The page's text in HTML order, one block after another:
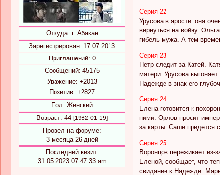
Откуда: г. Абакан
Зарегистрирован: 17.07.2013
Приглашений: 0
Сообщений: 45175
Уважение: +2013
Позитив: +2827
Пол: Женский
Возраст: 44 [1982-01-19]
Провел на форуме:
3 месяца 26 дней
Последний визит:
31.05.2023 07:47:33 am
Серия 22
Урусова в ярости: она
вернуться на войну.
гибель мужа. А тем
Серия 23
Петр следит за Катей.
матери. Урусова
Надежде в знак его
Серия 24
Елена готовится к
ними. Орлов просит
за карты. Саше придется
Серия 25
Воронцов переживает из-
Еленой, сообщает, что
свидание к Надежде.